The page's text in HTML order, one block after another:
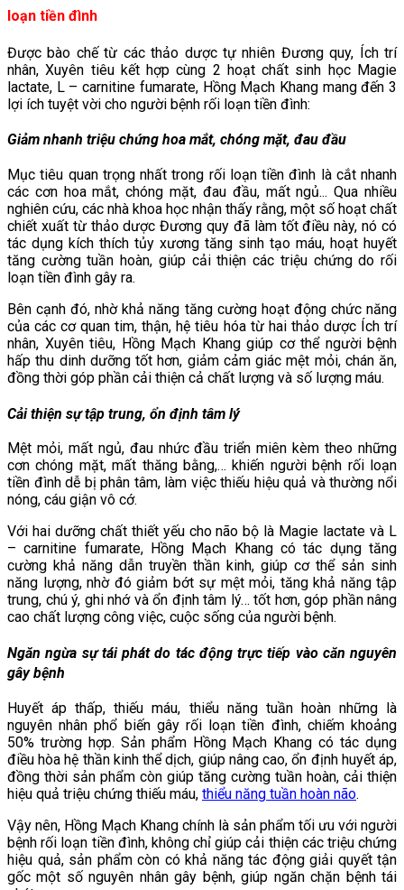
loạn tiền đình
Được bào chế từ các thảo dược tự nhiên Đương quy, Ích trí
nhân, Xuyên tiêu kết hợp cùng 2 hoạt chất sinh học Magie
lactate, L – carnitine fumarate, Hồng Mạch Khang mang đến 3
lợi ích tuyệt vời cho người bệnh rối loạn tiền đình:
Giảm nhanh triệu chứng hoa mắt, chóng mặt, đau đầu
Mục tiêu quan trọng nhất trong rối loạn tiền đình là cắt nhanh
các cơn hoa mắt, chóng mặt, đau đầu, mất ngủ... Qua nhiều
nghiên cứu, các nhà khoa học nhận thấy rằng, một số hoạt chất
chiết xuất từ thảo dược Đương quy đã làm tốt điều này, nó có
tác dụng kích thích tủy xương tăng sinh tạo máu, hoạt huyết
tăng cường tuần hoàn, giúp cải thiện các triệu chứng do rối
loạn tiền đình gây ra.
Bên cạnh đó, nhờ khả năng tăng cường hoạt động chức năng
của các cơ quan tim, thận, hệ tiêu hóa từ hai thảo dược Ích trí
nhân, Xuyên tiêu, Hồng Mạch Khang giúp cơ thể người bệnh
hấp thu dinh dưỡng tốt hơn, giảm cảm giác mệt mỏi, chán ăn,
đồng thời góp phần cải thiện cả chất lượng và số lượng máu.
Cải thiện sự tập trung, ổn định tâm lý
Mệt mỏi, mất ngủ, đau nhức đầu triển miên kèm theo những
cơn chóng mặt, mất thăng bằng,… khiến người bệnh rối loạn
tiền đình dễ bị phân tâm, làm việc thiếu hiệu quả và thường nổi
nóng, cáu giận vô cớ.
Với hai dưỡng chất thiết yếu cho não bộ là Magie lactate và L
– carnitine fumarate, Hồng Mạch Khang có tác dụng tăng
cường khả năng dẫn truyền thần kinh, giúp cơ thể sản sinh
năng lượng, nhờ đó giảm bớt sự mệt mỏi, tăng khả năng tập
trung, chú ý, ghi nhớ và ổn định tâm lý… tốt hơn, góp phần nâng
cao chất lượng công việc, cuộc sống của người bệnh.
Ngăn ngừa sự tái phát do tác động trực tiếp vào căn nguyên
gây bệnh
Huyết áp thấp, thiếu máu, thiểu năng tuần hoàn những là
nguyên nhân phổ biến gây rối loạn tiền đình, chiếm khoảng
50% trường hợp. Sản phẩm Hồng Mạch Khang có tác dụng
điều hòa hệ thần kinh thể dịch, giúp nâng cao, ổn định huyết áp,
đồng thời sản phẩm còn giúp tăng cường tuần hoàn, cải thiện
hiệu quả triệu chứng thiếu máu, thiểu năng tuần hoàn não.
Vậy nên, Hồng Mạch Khang chính là sản phẩm tối ưu với người
bệnh rối loạn tiền đình, không chỉ giúp cải thiện các triệu chứng
hiệu quả, sản phẩm còn có khả năng tác động giải quyết tận
gốc một số nguyên nhân gây bệnh, giúp ngăn chặn bệnh tái